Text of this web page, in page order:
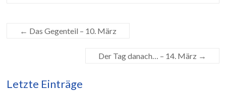
← Das Gegenteil – 10. März
Der Tag danach… – 14. März →
Letzte Einträge